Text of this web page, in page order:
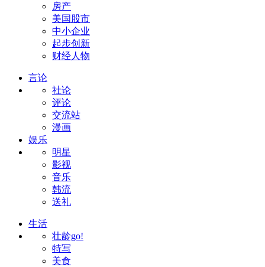
房产
美国股市
中小企业
起步创新
财经人物
言论
社论
评论
交流站
漫画
娱乐
明星
影视
音乐
韩流
送礼
生活
壮龄go!
特写
美食